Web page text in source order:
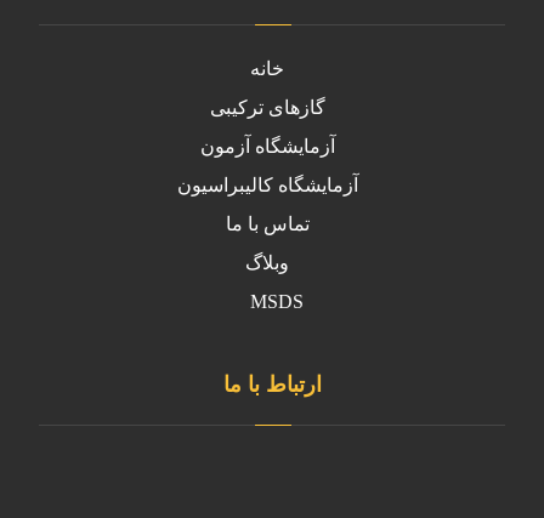
خانه
گازهای ترکیبی
آزمایشگاه آزمون
آزمایشگاه کالیبراسیون
تماس با ما
وبلاگ
MSDS
ارتباط با ما